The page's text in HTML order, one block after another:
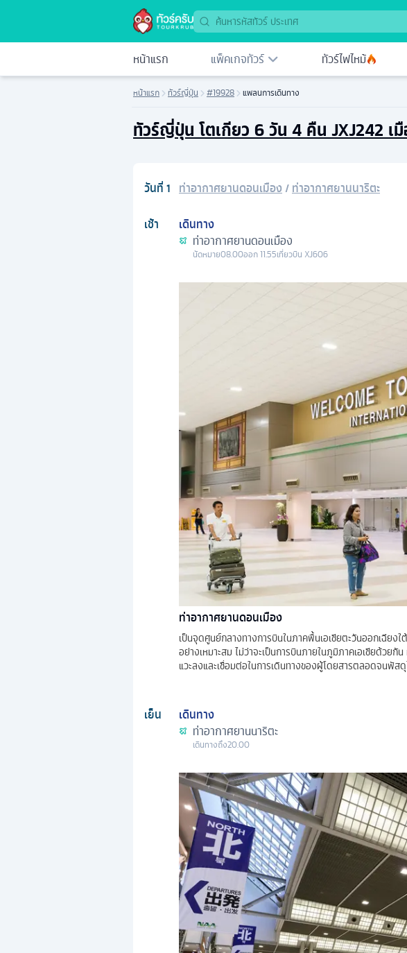
หน้าแรก แพ็คเกจทัวร์ ทัวร์ไฟไหม้
หน้าแรก ทัวร์ญี่ปุ่น #19928 แพลนการเดินทาง
ทัวร์ญี่ปุ่น โตเกียว 6 วัน 4 คืน JXJ242 เมื
วันที่1 ท่าอากาศยานดอนเมือง/ท่าอากาศยานนาริตะ
เช้า
เดินทาง
ท่าอากาศยานดอนเมือง
นัดหมาย08.00ออก11.55เที่ยวบิน XJ606
ท่าอากาศยานดอนเมือง
เป็นจุดศูนย์กลางทางการบินในภาคพื้นเอเชียตะวันออกเฉียง
อย่างเหมาะสม ไม่ว่าจะเป็นการบินภายในภูมิภาคเอเชียด้วย
แวะลงและเชื่อมต่อในการเดินทางของผู้โดยสารตลอดจน
เย็น
เดินทาง
ท่าอากาศยานนาริตะ
เดินทางถึง20.00